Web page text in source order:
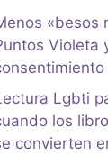
«besos
Violeta
Lgbti
los
convierten